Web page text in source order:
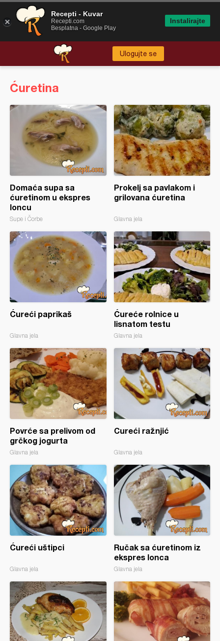
Ulogujte se
Ćuretina
Domaća supa sa
ćuretinom u ekspres
loncu
Supe i Čorbe
Prokelj sa pavlakom i
grilovana ćuretina
Glavna jela
Ćureći paprikaš
Glavna jela
Ćureće rolnice u
lisnatom testu
Glavna jela
Povrće sa prelivom od
grčkog jogurta
Glavna jela
Cureći ražnjić
Glavna jela
Ćureći uštipci
Glavna jela
Ručak sa ćuretinom iz
ekspres lonca
Glavna jela
Recepti - Kuvar
Recepti.com
Besplatna - Google Play
Instalirajte